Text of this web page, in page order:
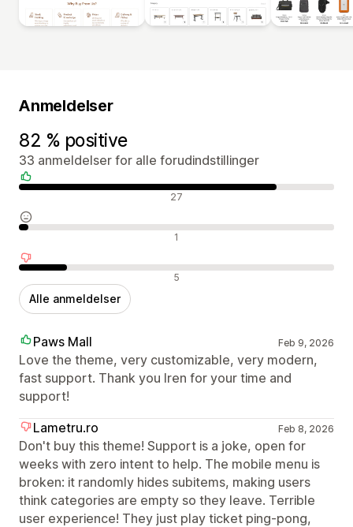
Anmeldelser
82 % positive
33 anmeldelser for alle forudindstillinger
Positive anmeldelser 27
Neutrale anmeldelser 1
Negative anmeldelser 5
Alle anmeldelser
Paws Mall Feb 9, 2026
Love the theme, very customizable, very modern,
fast support. Thank you Iren for your time and
support!
Lametru.ro
Feb 8, 2026
Don't buy this theme! Support is a joke, open for
weeks with zero intent to help. The mobile menu is
broken: it randomly hides subitems, making users
think categories are empty so they leave. Terrible
user experience! They just play ticket ping-pong,